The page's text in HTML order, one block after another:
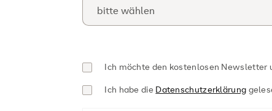
Ich möchte den kostenlosen Newsletter
Ich habe die Datenschutzerklärung